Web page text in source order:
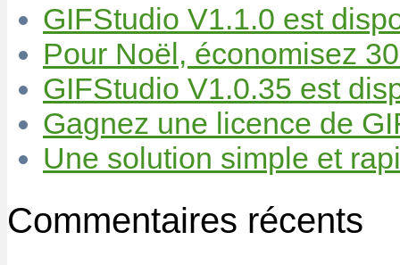
GIFStudio V1.1.0 est
Pour Noël, économisez
GIFStudio V1.0.35 est
Gagnez une licence de
Une solution simple et
Commentaires récents